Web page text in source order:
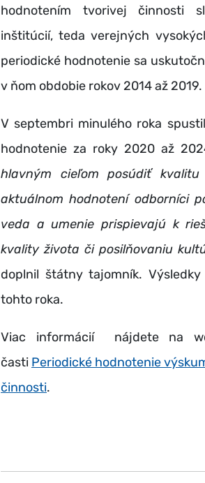
hodnotením tvorivej činnosti
inštitúcií, teda verejných
periodické hodnotenie sa
v ňom obdobie rokov 2014 až 2019.
V septembri minulého roka
hodnotenie za roky 2020 až
hlavným cieľom posúdiť
aktuálnom hodnotení odborníci
veda a umenie prispievajú k
kvality života či posilňovaniu
doplnil štátny tajomník.
tohto roka.
Viac informácií nájdete na
časti Periodické hodnotenie
činnosti.